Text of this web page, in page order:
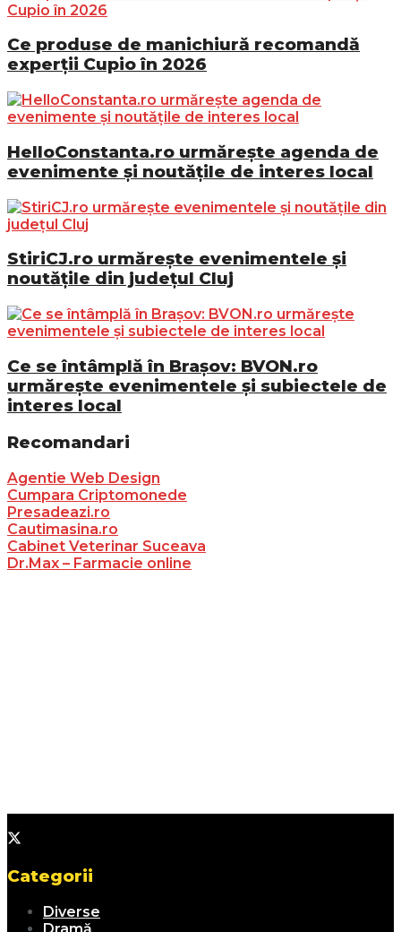
Ce produse de manichiură recomandă
experții Cupio în 2026
HelloConstanta.ro urmărește agenda de
evenimente și noutățile de interes local
StiriCJ.ro urmărește evenimentele și
noutățile din județul Cluj
Ce se întâmplă în Brașov: BVON.ro
urmărește evenimentele și subiectele de
interes local
Recomandari
Agentie Web Design
Cumpara Criptomonede
Presadeazi.ro
Cautimasina.ro
Cabinet Veterinar Suceava
Dr.Max – Farmacie online
Categorii
Diverse
Dramă